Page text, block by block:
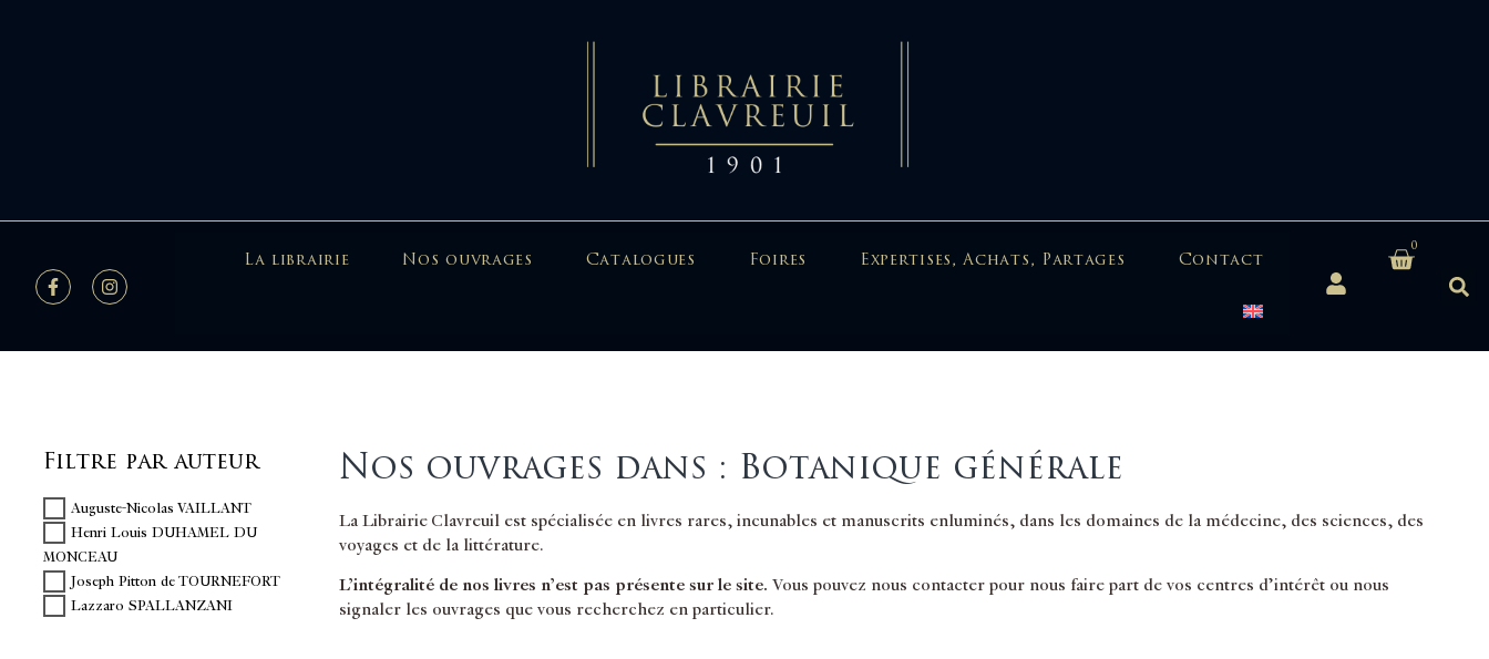
La librairie Nos ouvrages Catalogues Foires Expertises, Achats, Partages Contact
0
Filtre par auteur
Auguste-Nicolas VAILLANT
Henri Louis DUHAMEL DU
MONCEAU
Joseph Pitton de TOURNEFORT
Lazzaro SPALLANZANI
Nos ouvrages dans : Botanique générale
La Librairie Clavreuil est spécialisée en livres rares, incunables et manuscrits enluminés, dans les domaines de la médecine, des sciences, des
voyages et de la littérature.
L’intégralité de nos livres n’est pas présente sur le site. Vous pouvez nous contacter pour nous faire part de vos centres d’intérêt ou nous
signaler les ouvrages que vous recherchez en particulier.